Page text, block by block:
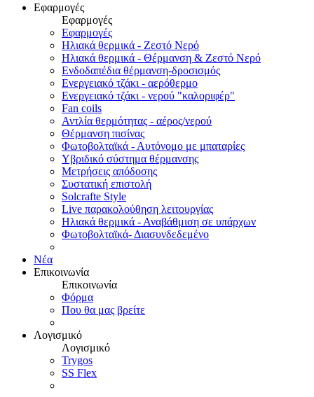
Εφαρμογές
Εφαρμογές
Εφαρμογές
Ηλιακά θερμικά - Ζεστό Νερό
Ηλιακά θερμικά - Θέρμανση & Ζεστό Νερό
Ενδοδαπέδια θέρμανση-δροσισμός
Ενεργειακό τζάκι - αερόθερμο
Ενεργειακό τζάκι - νερού "καλοριφέρ"
Fan coils
Αντλία θερμότητας - αέρος/νερού
Θέρμανση πισίνας
Φωτοβολταϊκά - Αυτόνομο με μπαταρίες
Υβριδικό σύστημα θέρμανσης
Μετρήσεις απόδοσης
Συστατική επιστολή
Solcrafte Style
Live παρακολούθηση λειτουργίας
Ηλιακά θερμικά - Αναβάθμιση σε υπάρχων
Φωτοβολταϊκά- Διασυνδεδεμένο
Νέα
Επικοινωνία
Επικοινωνία
Φόρμα
Που θα μας βρείτε
Λογισμικό
Λογισμικό
Trygos
SS Flex